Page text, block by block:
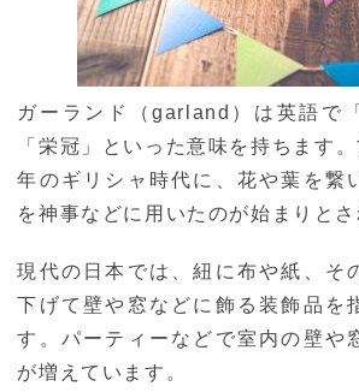
ガーランド（garland）は英語で
「栄冠」といった意味を持ちます
年のギリシャ時代に、花や葉を繋
を神事などに用いたのが始まりとさ
現代の日本では、紐に布や紙、そ
下げて壁や窓などに飾る装飾品を
す。パーティーなどで室内の壁や
が増えています。